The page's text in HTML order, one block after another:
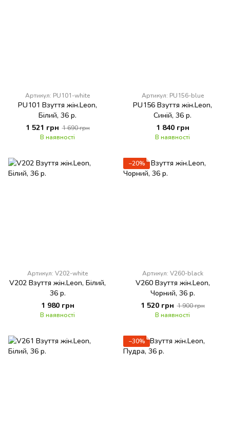
Артикул: PU101-white
PU101 Взуття жін.Leon,
Білий, 36 р.
1 521 грн 1 690 грн
В наявності
Артикул: PU156-blue
PU156 Взуття жін.Leon,
Синій, 36 р.
1 840 грн
В наявності
Артикул: V202-white
V202 Взуття жін.Leon, Білий,
36 р.
1 980 грн
В наявності
−20%
Артикул: V260-black
V260 Взуття жін.Leon,
Чорний, 36 р.
1 520 грн 1 900 грн
В наявності
−30%